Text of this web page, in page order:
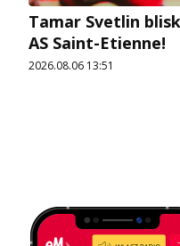
Tamar Svetlin
AS Saint-Etienne!
2026.08.06 13:51